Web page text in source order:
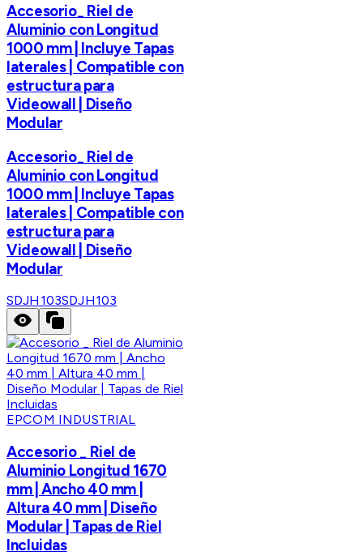
Accesorio_ Riel de
Aluminio con Longitud
1000 mm | Incluye Tapas
laterales | Compatible con
estructura para
Videowall | Diseño
Modular
Accesorio_ Riel de
Aluminio con Longitud
1000 mm | Incluye Tapas
laterales | Compatible con
estructura para
Videowall | Diseño
Modular
SDJH103SDJH103
EPCOM INDUSTRIAL
Accesorio _ Riel de
Aluminio Longitud 1670
mm | Ancho 40 mm |
Altura 40 mm | Diseño
Modular | Tapas de Riel
Incluidas